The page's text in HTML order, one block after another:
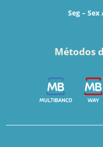
Seg –
Métodos